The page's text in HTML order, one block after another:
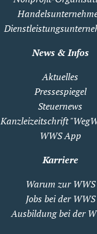
News & Infos
Aktuelles
Pressespiegel
Steuernews
Kanzleizeitschrift
WWS App
Karriere
Warum zur WWS
Jobs bei der WWS
Ausbildung bei der